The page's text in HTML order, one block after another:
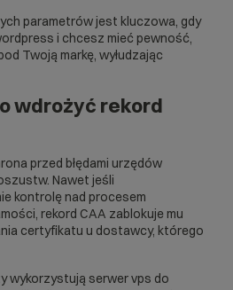
parametrów jest kluczowa, gdy
i chcesz mieć pewność,
Twoją markę, wyłudzając
wdrożyć rekord
przed błędami urzędów
Nawet jeśli
kontrolę nad procesem
rekord CAA zablokuje mu
certyfikatu u dostawcy, którego
wykorzystują serwer vps do